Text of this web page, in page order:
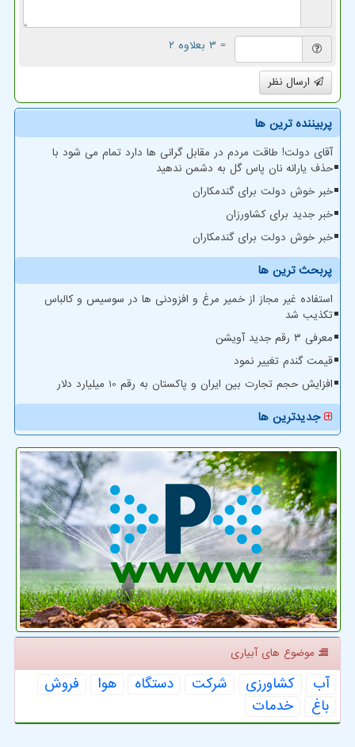
= ۳ بعلاوه ۲
ارسال نظر
پربیننده ترین ها
آقای دولت! طاقت مردم در مقابل گرانی ها دارد تمام می شود با
حذف یارانه نان پاس گل به دشمن ندهید
خبر خوش دولت برای گندمکاران
خبر جدید برای کشاورزان
خبر خوش دولت برای گندمکاران
پربحث ترین ها
استفاده غیر مجاز از خمیر مرغ و افزودنی ها در سوسیس و کالباس
تکذیب شد
معرفی ۳ رقم جدید آویشن
قیمت گندم تغییر نمود
افزایش حجم تجارت بین ایران و پاکستان به رقم 10 میلیارد دلار
جدیدترین ها
موضوع های آبیاری
آب كشاورزی شركت دستگاه هوا
فروش
باغ
خدمات